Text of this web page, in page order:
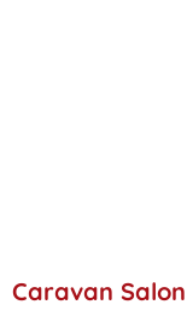
Caravan